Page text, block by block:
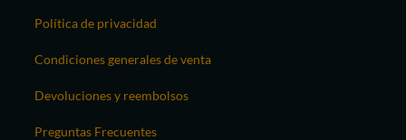
Política de privacidad
Condiciones generales de venta
Devoluciones y reembolsos
Preguntas Frecuentes